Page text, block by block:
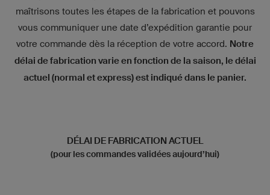
maîtrisons toutes les étapes de la fabrication et pouvons
vous communiquer une date d’expédition garantie pour
votre commande dès la réception de votre accord. Notre
délai de fabrication varie en fonction de la saison, le délai
actuel (normal et express) est indiqué dans le panier.
DÉLAI DE FABRICATION ACTUEL
(pour les commandes validées aujourd’hui)